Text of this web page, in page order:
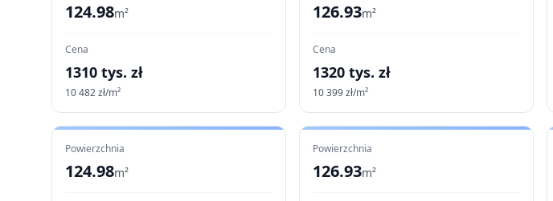
124.98m²
Cena
1310 tys. zł
10 482zł/m²
126.93m²
Cena
1320 tys. zł
10 399zł/m²
Powierzchnia
124.98m²
Powierzchnia
126.93m²